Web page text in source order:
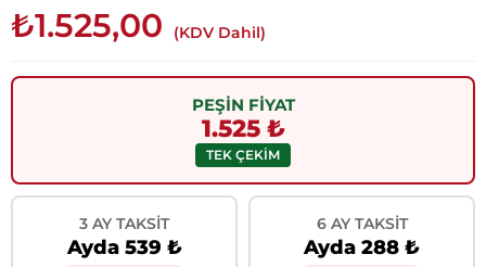
₺1.525,00 (KDV Dahil)
PEŞİN FİYAT
1.525 ₺
TEK ÇEKİM
3 AY TAKSIT
Ayda 539 ₺
6 AY TAKSIT
Ayda 288 ₺